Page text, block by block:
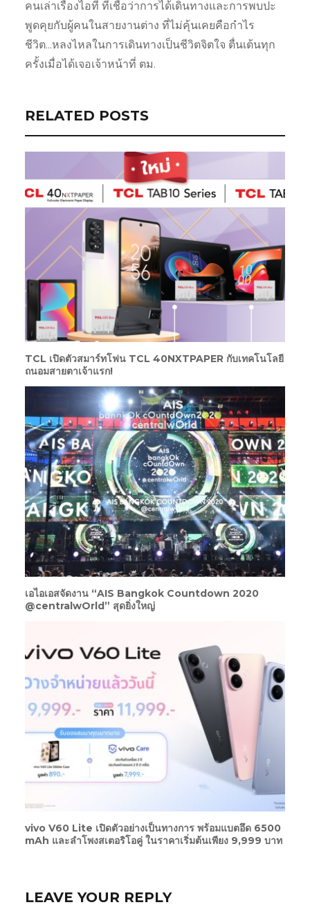
คนเล่าเรื่องไอที ที่เชื่อว่าการได้เดินทางและการพบปะ
พูดคุยกับผู้คนในสายงานต่าง ที่ไม่คุ้นเคยคือกำไร
ชีวิต...หลงไหลในการเดินทางเป็นชีวิตจิตใจ ตื่นเต้นทุก
ครั้งเมื่อได้เจอเจ้าหน้าที่ ตม.
RELATED POSTS
TCL เปิดตัวสมาร์ทโฟน TCL 40NXTPAPER กับเทคโนโลยี
ถนอมสายตาเจ้าแรก!
เอไอเอสจัดงาน “AIS Bangkok Countdown 2020
@centralwOrld” สุดยิ่งใหญ่
vivo V60 Lite เปิดตัวอย่างเป็นทางการ พร้อมแบตอึด 6500
mAh และลำโพงสเตอริโอคู่ ในราคาเริ่มต้นเพียง 9,999 บาท
LEAVE YOUR REPLY